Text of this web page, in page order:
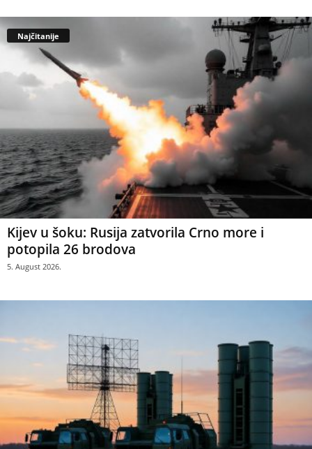
Najčitanije
Kijev u šoku: Rusija zatvorila Crno more i
potopila 26 brodova
5. August 2026.